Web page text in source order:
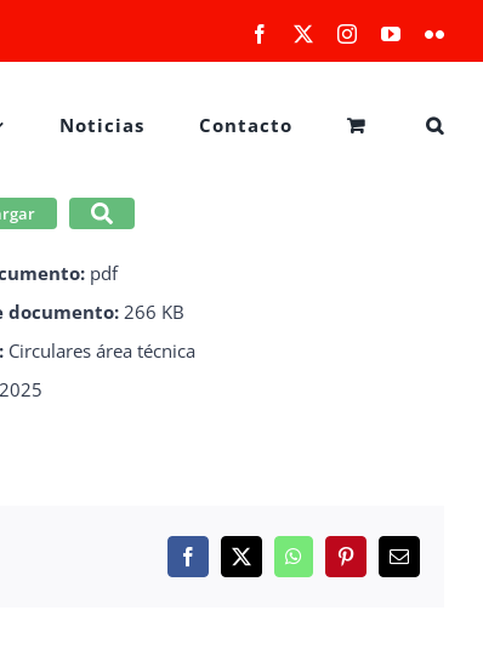
Facebook InstagramYouTube
Noticias Contacto
pdf
documento:266 KB
Circulares área técnica
2025
Facebook
X WhatsAppPinterestCorreo
electrónico